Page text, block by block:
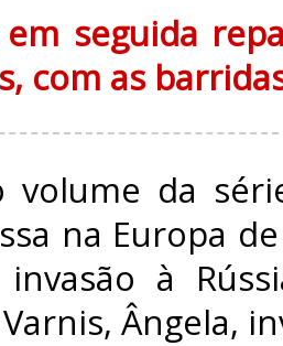
em seguida
com as
volume da
na Europa
à
Ângela,